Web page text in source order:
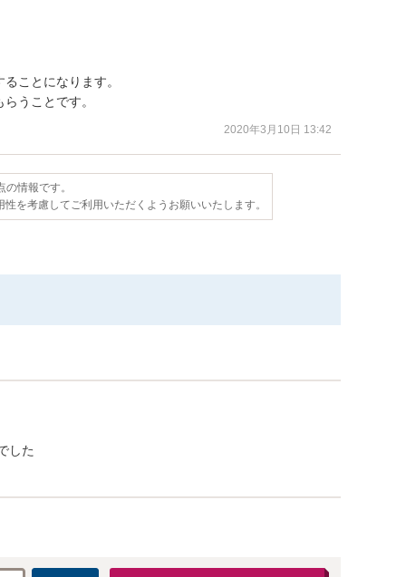
ことになります。
うことです。
2020年3月10日 13:42
情報です。
を考慮してご利用いただくようお願いいたします。
した